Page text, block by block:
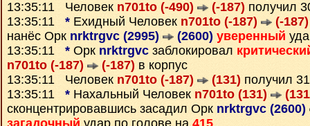
13:35:11 Человек n701to (-490) (-187) получил
13:35:11 * Ехидный Человек n701to (-187) (-187)
нанёс Орк nrktrgvc (2995) (2600) уверенный
13:35:11 * Орк nrktrgvc заблокировал
n701to (-187)
(-187) в корпус
13:35:11 Человек n701to (-187) (131) получил
13:35:11 * Нахальный Человек n701to (131)
сконцентрировавшись засадил Орк nrktrgvc (2600)
загадочный удар по голове на 415